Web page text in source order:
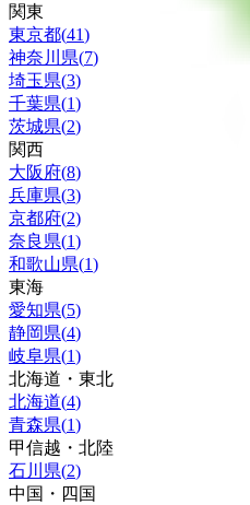
関東
東京都(41)
神奈川県(7)
埼玉県(3)
千葉県(1)
茨城県(2)
関西
大阪府(8)
兵庫県(3)
京都府(2)
奈良県(1)
和歌山県(1)
東海
愛知県(5)
静岡県(4)
岐阜県(1)
北海道・東北
北海道(4)
青森県(1)
甲信越・北陸
石川県(2)
中国・四国